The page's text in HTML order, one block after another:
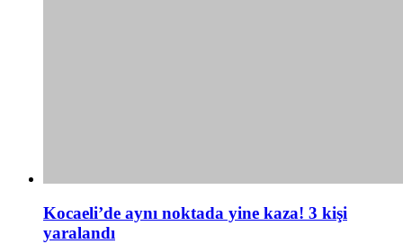
Kocaeli’de aynı noktada yine kaza! 3 kişi
yaralandı